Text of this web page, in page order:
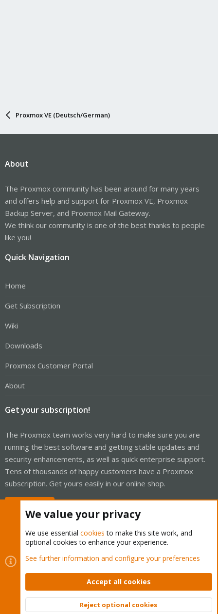
Proxmox VE (Deutsch/German)
About
The Proxmox community has been around for many years
and offers help and support for Proxmox VE, Proxmox
Backup Server, and Proxmox Mail Gateway.
We think our community is one of the best thanks to people
like you!
Quick Navigation
Home
Get Subscription
Wiki
Downloads
Proxmox Customer Portal
About
Get your subscription!
The Proxmox team works very hard to make sure you are
running the best software and getting stable updates and
security enhancements, as well as quick enterprise support.
Tens of thousands of happy customers have a Proxmox
subscription. Get yours easily in our online shop.
Cookies
Proxmox Support Forum - Light Mode
Contact us
Terms and rules Privacy policy Help Home
Community platform by XenForo © 2010-2026 XenForo Ltd.
Top
We value your privacy
We use essential cookies to make this site work, and
optional cookies to enhance your experience.
See further information and configure your preferences
Accept all cookies
Reject optional cookies